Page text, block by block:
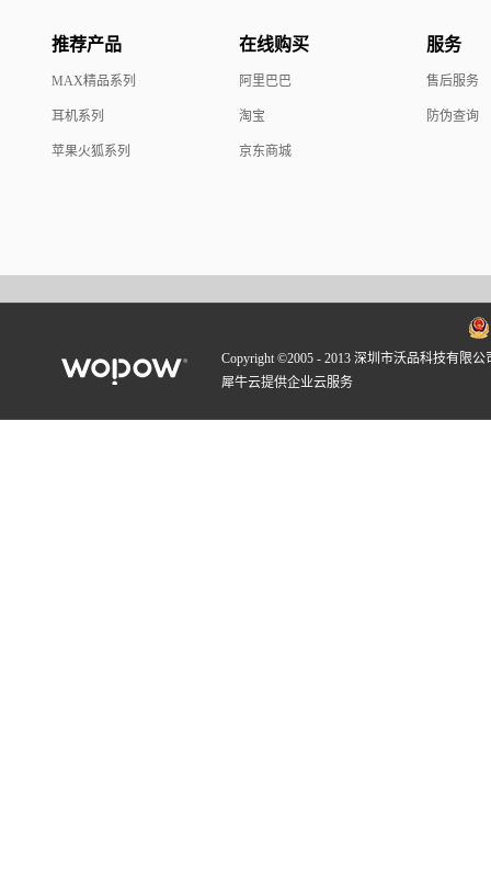
推荐产品
MAX精品系列
耳机系列
苹果火狐系列
在线购买
阿里巴巴
淘宝
京东商城
服务
售后服务
防伪查询
Copyright ©2005 - 2013 深圳市沃品科技有限公
犀牛云提供企业云服务